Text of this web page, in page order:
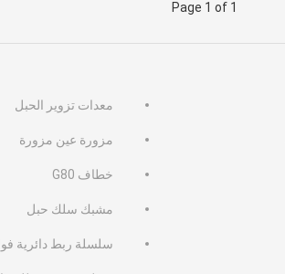
Page 1 of 1
معدات تزوير الحبل
مزورة عين مزورة
خطاف G80
مشبك سلك حبل
سلسلة ربط دائرية